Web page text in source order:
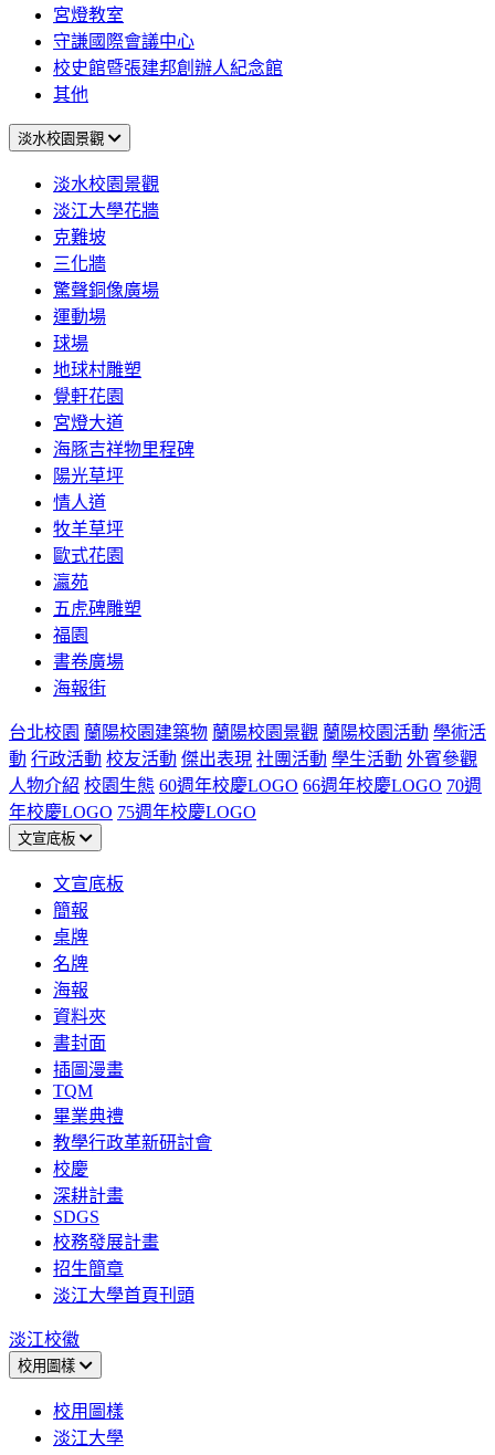
宮燈教室
守謙國際會議中心
校史館暨張建邦創辦人紀念館
其他
淡水校園景觀
淡水校園景觀
淡江大學花牆
克難坡
三化牆
驚聲銅像廣場
運動場
球場
地球村雕塑
覺軒花園
宮燈大道
海豚吉祥物里程碑
陽光草坪
情人道
牧羊草坪
歐式花園
瀛苑
五虎碑雕塑
福園
書卷廣場
海報街
台北校園 蘭陽校園建築物 蘭陽校園景觀 蘭陽校園活動 學術活
動 行政活動 校友活動 傑出表現 社團活動 學生活動 外賓參觀
人物介紹 校園生態 60週年校慶LOGO 66週年校慶LOGO 70週
年校慶LOGO 75週年校慶LOGO
文宣底板
文宣底板
簡報
桌牌
名牌
海報
資料夾
書封面
插圖漫畫
TQM
畢業典禮
教學行政革新研討會
校慶
深耕計畫
SDGS
校務發展計畫
招生簡章
淡江大學首頁刊頭
淡江校徽
校用圖樣
校用圖樣
淡江大學